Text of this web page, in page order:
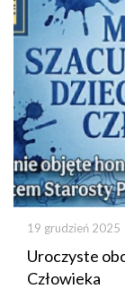
Uroczyste
Człowieka
19 grudzień 2025